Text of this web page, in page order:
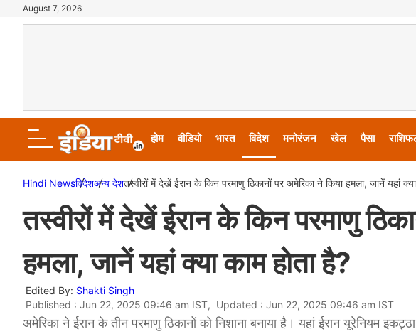
August 7, 2026
होम वीडियो भारत विदेश मनोरंजन खेल पैसा
Hindi Newsविदेशअन्य देशतस्वीरों में देखें ईरान के किन परमाणु ठिकानों पर अमेरिका ने किया हमला, जानें यहां
तस्वीरों में देखें ईरान के किन परमाणु
हमला, जानें यहां क्या काम होता है?
Edited By: Shakti Singh
Published : Jun 22, 2025 09:46 am IST, Updated : Jun 22, 2025 09:46 am IST
अमेरिका ने ईरान के तीन परमाणु ठिकानों को निशाना बनाया है। यहां ईरान यूरेनियम